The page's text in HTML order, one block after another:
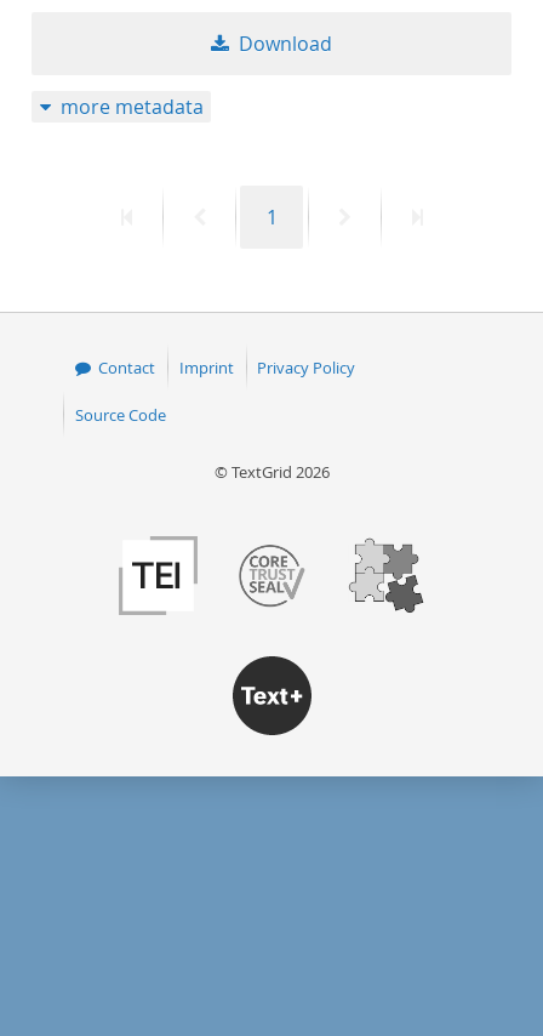
Download
more metadata
PreviousPage
1
Contact Imprint Privacy Policy
Source Code
© TextGrid 2026